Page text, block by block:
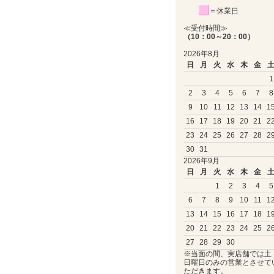
＝休業日
≪受付時間≫
（10：00～20：00）
2026年8月
日
月 火 水 木 金
土
1
2
3 4 5 6 7
8
9
10 11 12 13 14
15
16
17 18 19 20 21
22
23
24 25 26 27 28 29
30 31
2026年9月
日
月 火 水 木 金
土
1
2 3 4
5
6
7 8 9 10 11
12
13
14 15 16 17 18
19
20 21 22 23 24 25
26
27
28 29
30
※当面の間、実店舗では土
日曜日のみの営業とさせて
ただきます。